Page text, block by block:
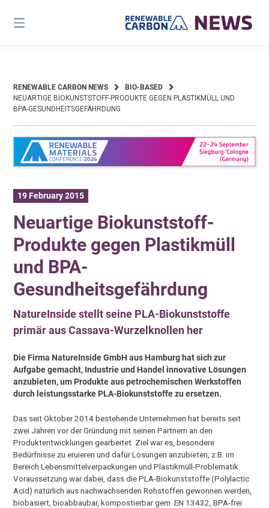
content
RENEWABLE CARBON NEWS
BIO-BASED
NEUARTIGE BIOKUNSTSTOFF-PRODUKTE GEGEN PLASTIKMÜLL UND
BPA-GESUNDHEITSGEFÄHRDUNG
19 February 2015
Neuartige Biokunststoff-
Produkte gegen Plastikmüll
und BPA-
Gesundheitsgefährdung
NatureInside stellt seine PLA-Biokunststoffe
primär aus Cassava-Wurzelknollen her
Die Firma NatureInside GmbH aus Hamburg hat sich zur
Aufgabe gemacht, Industrie und Handel innovative Lösungen
anzubieten, um Produkte aus petrochemischen Werkstoffen
durch leistungsstarke PLA-Biokunststoffe zu ersetzen.
Das seit Oktober 2014 bestehende Unternehmen hat bereits seit
zwei Jahren vor der Gründung mit seinen Partnern an den
Produktentwicklungen gearbeitet. Ziel war es, besondere
Bedürfnisse zu eruieren und dafür Lösungen anzubieten, z.B. im
Bereich Lebensmittelverpackungen und Plastikmüll-Problematik.
Voraussetzung war dabei, dass die PLA-Biokunststoffe (Polylactic
Acid) natürlich aus nachwachsenden Rohstoffen gewonnen werden,
biobasiert, bioabbaubar, kompostierbar gem. EN 13432, BPA-frei